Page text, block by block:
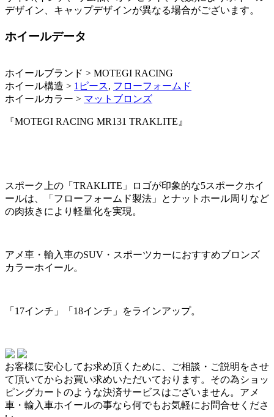
デザイン、キャップデザインが異なる場合がございます。
ホイールデータ
ホイールブランド > MOTEGI RACING
ホイール構造 > 1ピース, フローフォームド
ホイールカラー > マットブロンズ
『MOTEGI RACING MR131 TRAKLITE』
スポーク上の「TRAKLITE」ロゴが印象的な5スポークホイ
ールは、「フローフォームド製法」とナットホール周りなど
の肉抜きにより軽量化を実現。
アメ車・輸入車のSUV・スポーツカーにおすすめブロンズ
カラーホイール。
「17インチ」「18インチ」をラインアップ。
お客様に安心してお求め頂くために、ご相談・ご説明をさせ
て頂いてからお買い求めいただいております。その為ショッ
ピングカートのような決済サービスはございません。アメ
車・輸入車ホイールの事なら何でもお気軽にお問合せくださ